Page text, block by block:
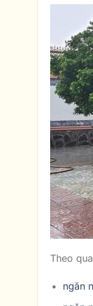
Theo
ngăn